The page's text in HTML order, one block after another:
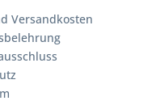
Versandkosten